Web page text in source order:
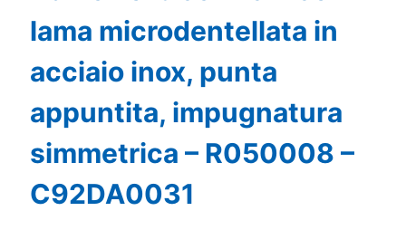
lama microdentellata in
acciaio inox, punta
appuntita, impugnatura
simmetrica – R050008 –
C92DA0031